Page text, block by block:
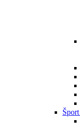
Šport